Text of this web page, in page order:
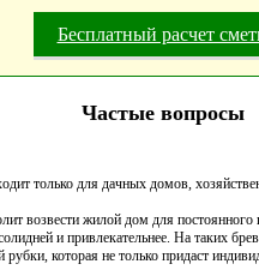
Бесплатный расчет
Частые вопросы
только для дачных домов,
возвести жилой дом для
и привлекательнее. На таких
рубки, которая не только придаст